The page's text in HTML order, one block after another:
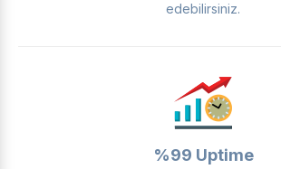
edebilirsiniz.
%99 Uptime